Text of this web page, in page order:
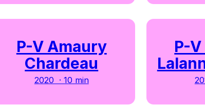
P-V Amaury
Chardeau
2020 · 10 min
P-